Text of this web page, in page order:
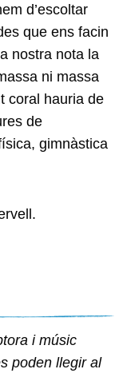
d’escoltar
que ens facin
nostra nota la
ni massa
coral hauria de
de
gimnàstica
i músic
poden llegir al